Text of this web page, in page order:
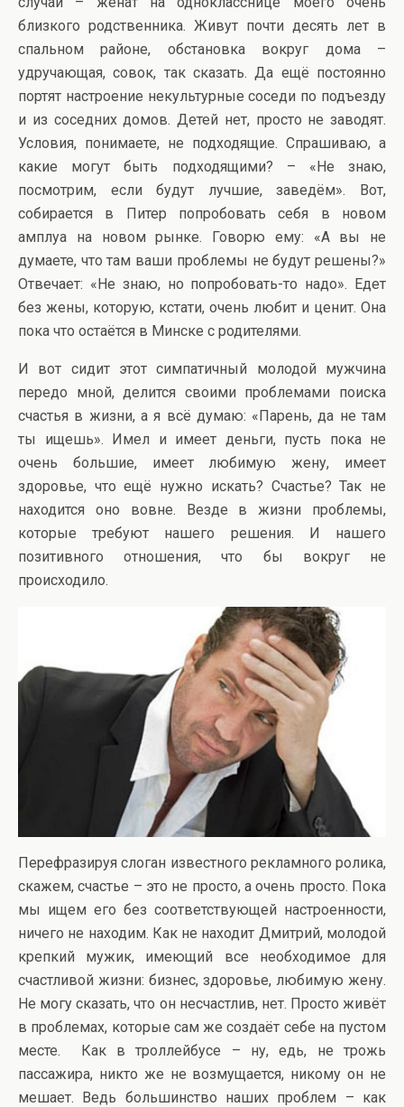
близкого родственника. Живут почти десять лет в
спальном районе, обстановка вокруг дома –
удручающая, совок, так сказать. Да ещё постоянно
портят настроение некультурные соседи по подъезду
и из соседних домов. Детей нет, просто не заводят.
Условия, понимаете, не подходящие. Спрашиваю, а
какие могут быть подходящими? – «Не знаю,
посмотрим, если будут лучшие, заведём». Вот,
собирается в Питер попробовать себя в новом
амплуа на новом рынке. Говорю ему: «А вы не
думаете, что там ваши проблемы не будут решены?»
Отвечает: «Не знаю, но попробовать-то надо». Едет
без жены, которую, кстати, очень любит и ценит. Она
пока что остаётся в Минске с родителями.
И вот сидит этот симпатичный молодой мужчина
передо мной, делится своими проблемами поиска
счастья в жизни, а я всё думаю: «Парень, да не там
ты ищешь». Имел и имеет деньги, пусть пока не
очень большие, имеет любимую жену, имеет
здоровье, что ещё нужно искать? Счастье? Так не
находится оно вовне. Везде в жизни проблемы,
которые требуют нашего решения. И нашего
позитивного отношения, что бы вокруг не
происходило.
Перефразируя слоган известного рекламного ролика,
скажем, счастье – это не просто, а очень просто. Пока
мы ищем его без соответствующей настроенности,
ничего не находим. Как не находит Дмитрий, молодой
крепкий мужик, имеющий все необходимое для
счастливой жизни: бизнес, здоровье, любимую жену.
Не могу сказать, что он несчастлив, нет. Просто живёт
в проблемах, которые сам же создаёт себе на пустом
месте. Как в троллейбусе – ну, едь, не трожь
пассажира, никто же не возмущается, никому он не
мешает. Ведь большинство наших проблем – как